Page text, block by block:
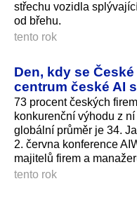
střechu vozidla
od břehu.
tento rok
Den, kdy se
centrum české AI
73 procent českých
konkurenční výhodu z
globální průměr je 34.
2. června konference
majitelů firem a
tento rok